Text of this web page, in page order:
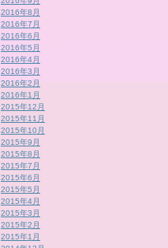
2016年8月
2016年7月
2016年6月
2016年5月
2016年4月
2016年3月
2016年2月
2016年1月
2015年12月
2015年11月
2015年10月
2015年9月
2015年8月
2015年7月
2015年6月
2015年5月
2015年4月
2015年3月
2015年2月
2015年1月